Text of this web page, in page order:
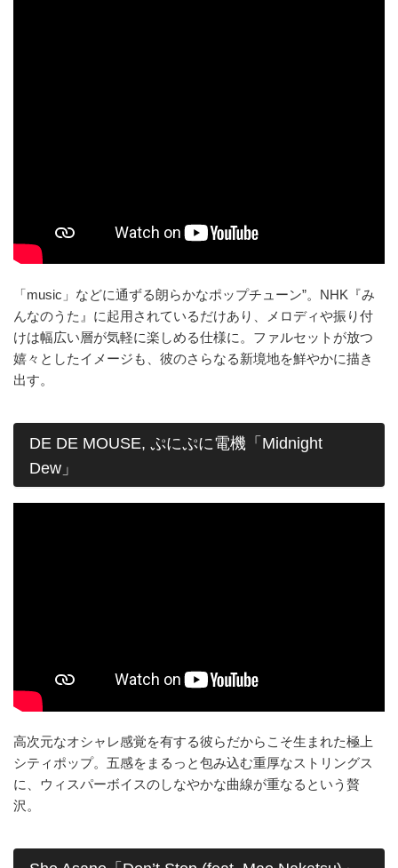
「music」などに通ずる朗らかなポップチューン”。NHK『み
んなのうた』に起用されているだけあり、メロディや振り付
けは幅広い層が気軽に楽しめる仕様に。ファルセットが放つ
嬉々としたイメージも、彼のさらなる新境地を鮮やかに描き
出す。
DE DE MOUSE, ぷにぷに電機「Midnight
Dew」
高次元なオシャレ感覚を有する彼らだからこそ生まれた極上
シティポップ。五感をまるっと包み込む重厚なストリングス
に、ウィスパーボイスのしなやかな曲線が重なるという贅
沢。